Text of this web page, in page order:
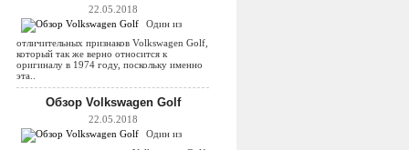
22.05.2018
Один из
отличительных признаков Volkswagen Golf,
который так же верно относится к
оригиналу в 1974 году, поскольку именно
эта..
Обзор Volkswagen Golf
22.05.2018
Один из